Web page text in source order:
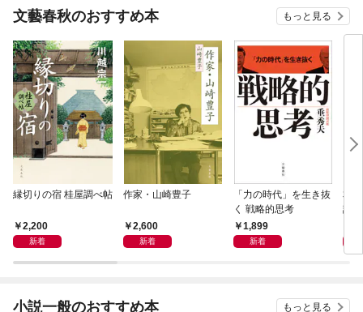
文藝春秋のおすすめ本 もっと見る
縁切りの宿 桂屋調べ帖
2,200
新着
作家・山崎豊子
2,600
新着
「力の時代」を生き抜
く 戦略的思考
1,899
新着
本
話）
小説一般のおすすめ本 もっと見る